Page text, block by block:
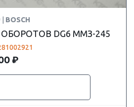
BOSCH
DG6 ММЗ-245
₽